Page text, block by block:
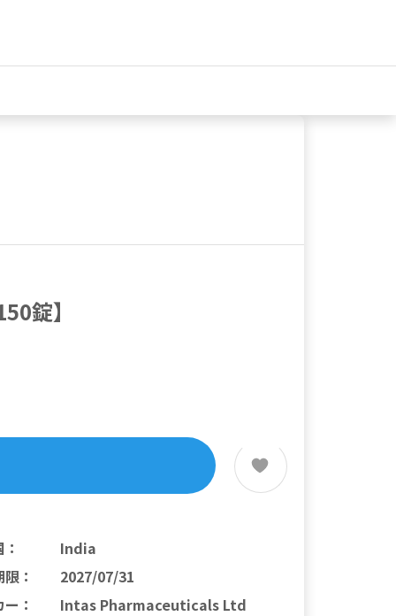
錠】
：
India
限：
2027/07/31
ー ： Intas Pharmaceuticals Ltd